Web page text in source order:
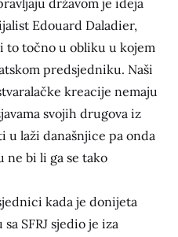
državom je ideja
Edouard Daladier,
to točno u obliku u kojem
predsjedniku. Naši
kreacije nemaju
svojih drugova iz
laži današnjice pa onda
bi li ga se tako
kada je donijeta
SFRJ sjedio je iza